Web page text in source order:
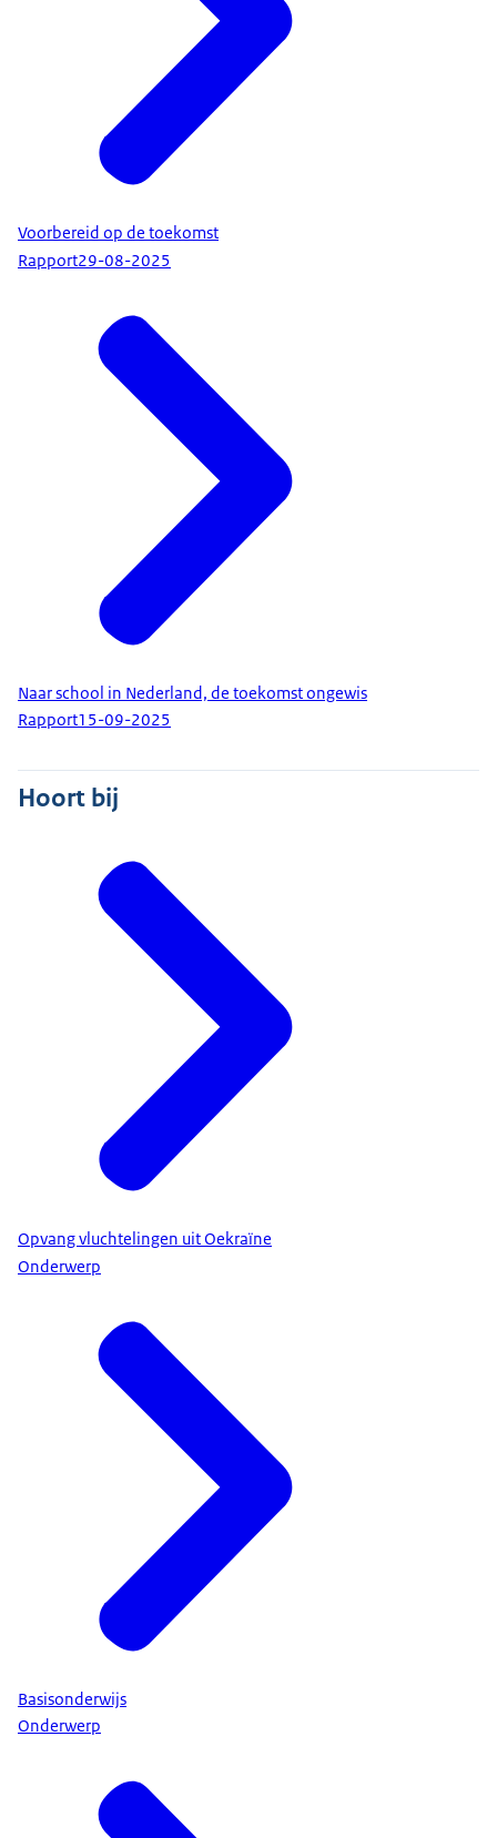
Voorbereid op de toekomst
Rapport29-08-2025
Naar school in Nederland, de toekomst ongewis
Rapport15-09-2025
Hoort bij
Opvang vluchtelingen uit Oekraïne
Onderwerp
Basisonderwijs
Onderwerp